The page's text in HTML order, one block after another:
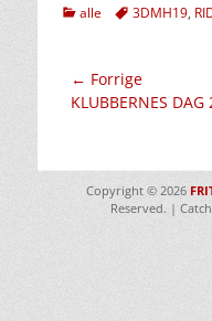
kategorier
alle Tags3DMH19,
← Forrige
Forrige
KLUBBERNES DAG
Copyright © 2026
Reserved. |